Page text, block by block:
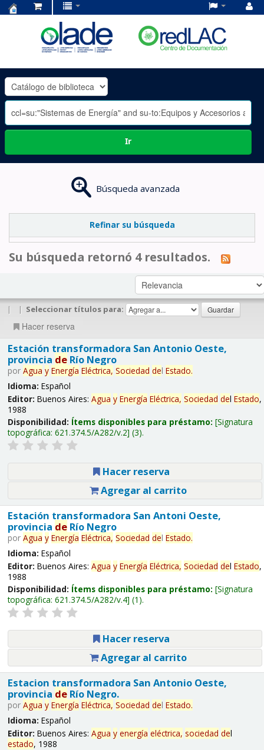
OLADE
-
Ir
Búsqueda avanzada
Refinar su búsqueda
Su búsqueda retornó 4 resultados.
| | Seleccionar títulos para:
Hacer reserva
Estación transformadora San Antonio Oeste,
provincia deRío Negro
por Agua y Energía Eléctrica, Sociedad del Estado.
Idioma: Español
Editor: Buenos Aires: Agua y Energía Eléctrica, Sociedad del Estado,
1988
Disponibilidad: Ítems disponibles para préstamo: Signatura
topográfica: 621.374.5/A282/v.2 (3).
Hacer reserva
Agregar al carrito
Estación transformadora San Antoni Oeste,
provincia deRío Negro
por Agua y Energía Eléctrica, Sociedad del Estado.
Idioma: Español
Editor: Buenos Aires: Agua y Energía Eléctrica, Sociedad del Estado,
1988
Disponibilidad: Ítems disponibles para préstamo: Signatura
topográfica: 621.374.5/A282/v.4 (1).
Hacer reserva
Agregar al carrito
Estacion transformadora San Antonio Oeste,
provincia deRío Negro.
por Agua y Energía Eléctrica, Sociedad del Estado.
Idioma: Español
Editor: Buenos Aires: Agua y energía eléctrica, sociedad del
estado, 1988